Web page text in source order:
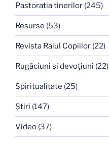
Pastoraţia tinerilor (245)
Resurse (53)
Revista Raiul Copiilor (22)
Rugăciuni şi devoţiuni (22)
Spiritualitate (25)
Ştiri (147)
Video (37)